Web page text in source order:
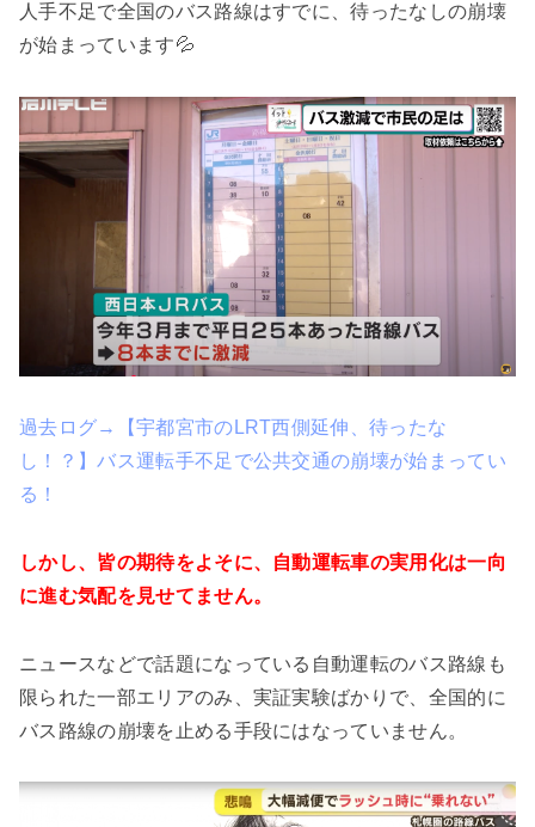
人手不足で全国のバス路線はすでに、待ったなしの崩壊
が始まっています💦
過去ログ→【宇都宮市のLRT西側延伸、待ったな
し！？】バス運転手不足で公共交通の崩壊が始まってい
る！
しかし、皆の期待をよそに、自動運転車の実用化は一向
に進む気配を見せてません。
ニュースなどで話題になっている自動運転のバス路線も
限られた一部エリアのみ、実証実験ばかりで、全国的に
バス路線の崩壊を止める手段にはなっていません。